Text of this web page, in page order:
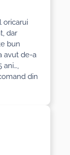
oricarui
dar
bun
avut de-a
ani…,
din